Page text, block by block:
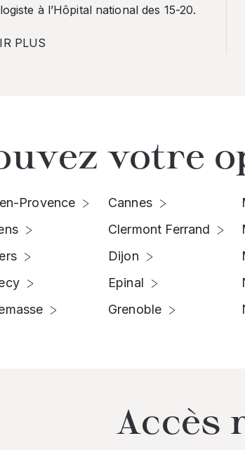
à l’Hôpital national des 15-20.
PLUS
votre
Provence
Cannes
Clermont Ferrand
Dijon
Epinal
Grenoble
Accès